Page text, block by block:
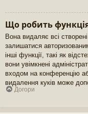
Що робить
Вона видаляє всі
залишатися
інші функції, такі як
вони увімкнені
входом на конференцію
видалення куків може
Догори